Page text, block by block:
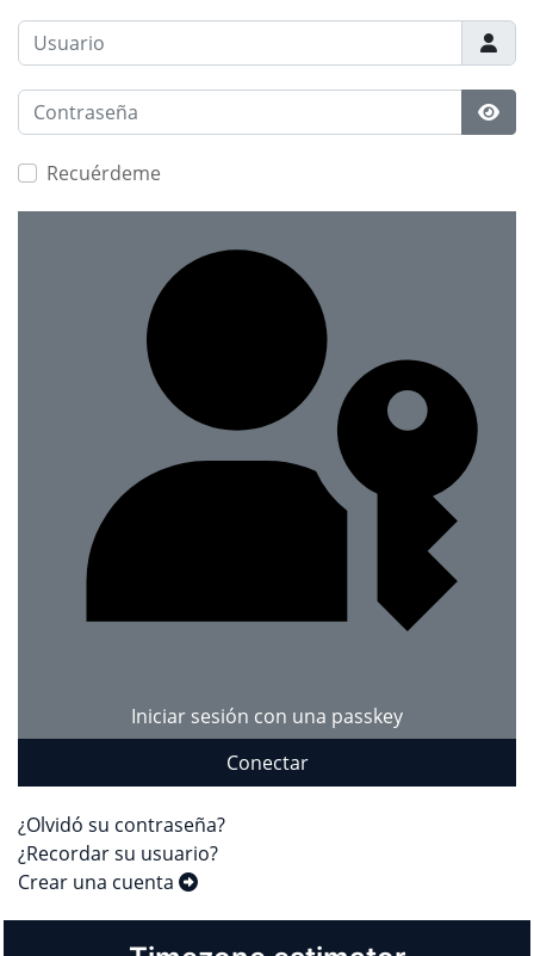
Usuario
Contraseña
Recuérdeme
Iniciar sesión con una passkey
Conectar
¿Olvidó su contraseña?
¿Recordar su usuario?
Crear una cuenta